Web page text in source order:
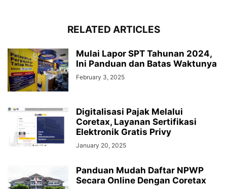
RELATED ARTICLES
Mulai Lapor SPT Tahunan 2024,
Ini Panduan dan Batas Waktunya
February 3, 2025
Digitalisasi Pajak Melalui
Coretax, Layanan Sertifikasi
Elektronik Gratis Privy
January 20, 2025
Panduan Mudah Daftar NPWP
Secara Online Dengan Coretax